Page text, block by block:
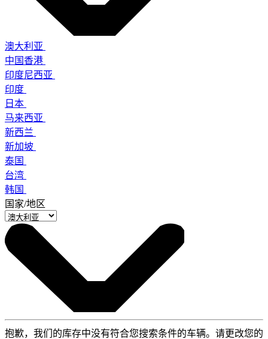
澳大利亚
中国香港
印度尼西亚
印度
日本
马来西亚
新西兰
新加坡
泰国
台湾
韩国
国家/地区
抱歉，我们的库存中没有符合您搜索条件的车辆。请更改您的